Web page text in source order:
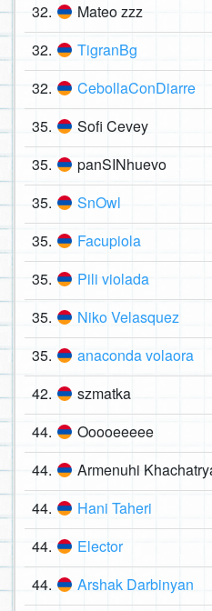
32. Mateo zzz
32. TigranBg
32. CebollaConDiarre
35. Sofi Cevey
35. panSINhuevo
35. SnOwl
35. Facupiola
35. Pili violada
35. Niko Velasquez
35. anaconda volaora
42. szmatka
44. Ooooeeeee
44. Armenuhi
44. Hani Taheri
44. Elector
44. Arshak Darbinyan